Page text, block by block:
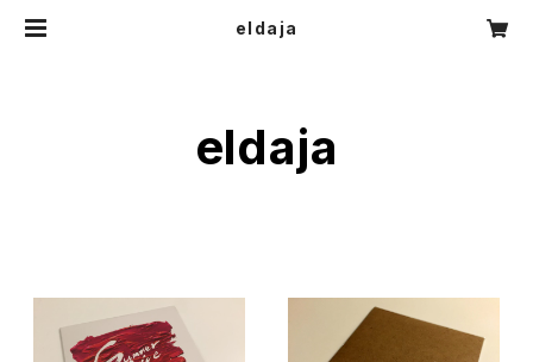
eldaja
eldaja